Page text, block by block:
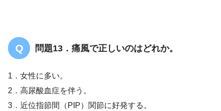
問題13．痛風で正しいのはどれか。
1．女性に多い。
2．高尿酸血症を伴う。
3．近位指節間（PIP）関節に好発する。